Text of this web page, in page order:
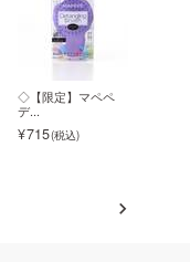
◇【限定】マペペ
デ...
715